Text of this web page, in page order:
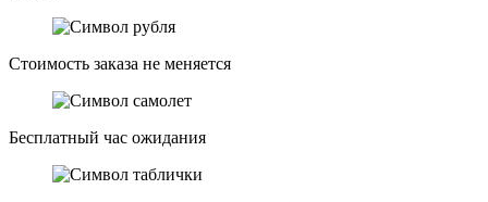
Стоимость заказа не меняется
Бесплатный час ожидания